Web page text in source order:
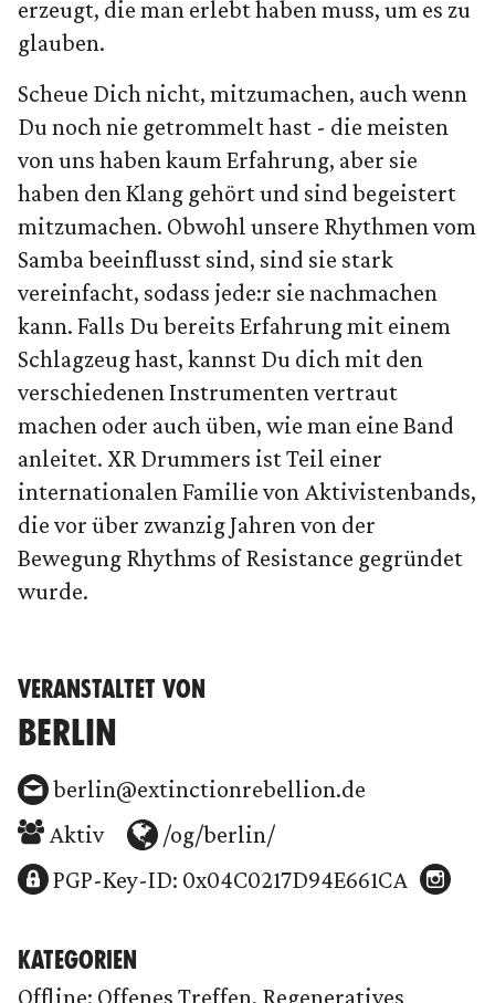
erzeugt, die man erlebt haben muss, um es zu
glauben.
Scheue Dich nicht, mitzumachen, auch wenn
Du noch nie getrommelt hast - die meisten
von uns haben kaum Erfahrung, aber sie
haben den Klang gehört und sind begeistert
mitzumachen. Obwohl unsere Rhythmen vom
Samba beeinflusst sind, sind sie stark
vereinfacht, sodass jede:r sie nachmachen
kann. Falls Du bereits Erfahrung mit einem
Schlagzeug hast, kannst Du dich mit den
verschiedenen Instrumenten vertraut
machen oder auch üben, wie man eine Band
anleitet. XR Drummers ist Teil einer
internationalen Familie von Aktivistenbands,
die vor über zwanzig Jahren von der
Bewegung Rhythms of Resistance gegründet
wurde.
VERANSTALTET VON
BERLIN
berlin@extinctionrebellion.de
Aktiv
/og/berlin/
PGP-Key-ID: 0x04C0217D94E661CA
KATEGORIEN
Offline: Offenes Treffen, Regeneratives